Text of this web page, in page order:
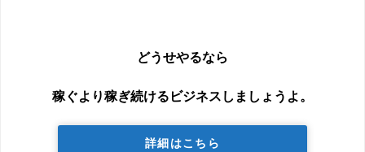
どうせやるなら
稼ぐより稼ぎ続けるビジネスしましょうよ。
詳細はこちら